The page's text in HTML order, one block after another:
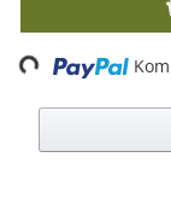
Loading...